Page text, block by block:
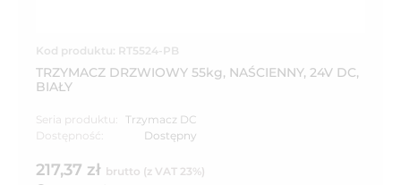
Kod produktu: RT5524-PB
TRZYMACZ DRZWIOWY 55kg, NAŚCIENNY, 24V DC,
BIAŁY
Seria produktu:
Trzymacz DC
Dostępność:
Dostępny
217,37 zł brutto (z VAT 23%)